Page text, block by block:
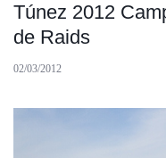
Túnez 2012
de Raids
02/03/2012